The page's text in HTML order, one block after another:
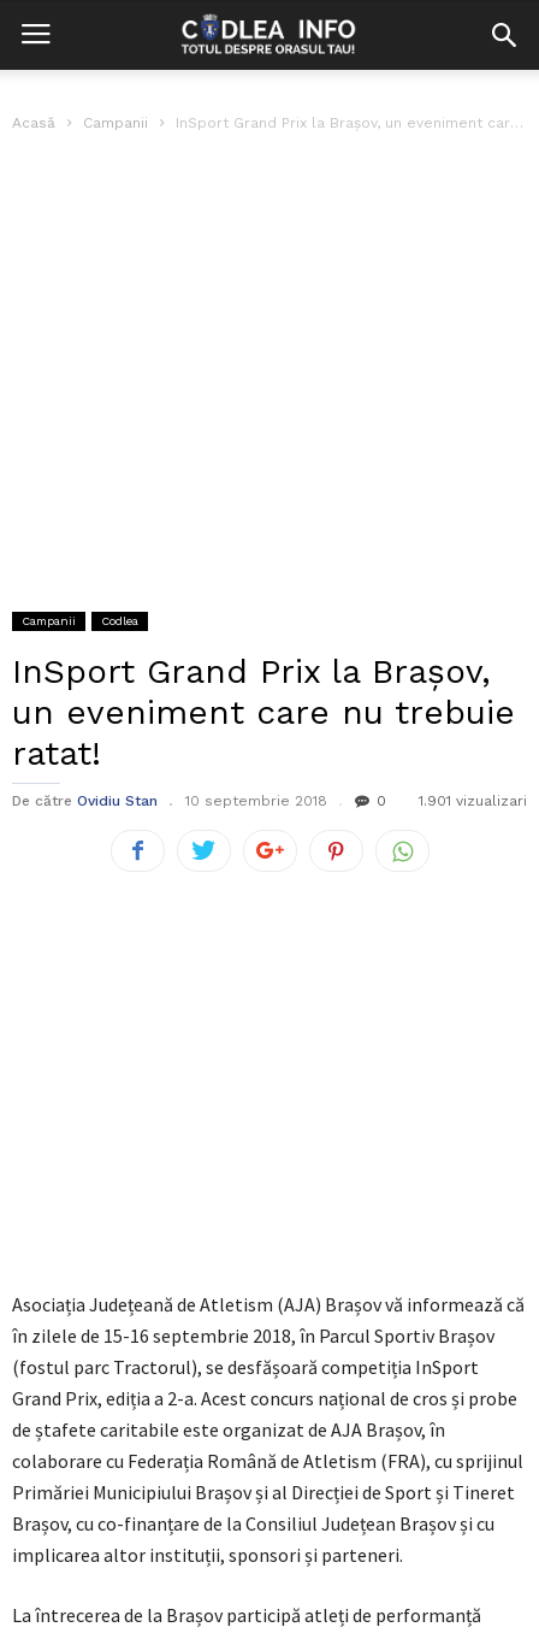
Acasă Campanii InSport Grand Prix la Brașov, un eveniment care nu trebuie ratat!
Campanii Codlea
InSport Grand Prix la Brașov,
un eveniment care nu trebuie
ratat!
De către Ovidiu Stan 10 septembrie 2018 0 1.901 vizualizari
Asociația Județeană de Atletism (AJA) Brașov vă informează că
în zilele de 15-16 septembrie 2018, în Parcul Sportiv Brașov
(fostul parc Tractorul), se desfășoară competiția InSport
Grand Prix, ediția a 2-a. Acest concurs național de cros și probe
de ștafete caritabile este organizat de AJA Brașov, în
colaborare cu Federația Română de Atletism (FRA), cu sprijinul
Primăriei Municipiului Brașov și al Direcției de Sport și Tineret
Brașov, cu co-finanțare de la Consiliul Județean Brașov și cu
implicarea altor instituții, sponsori și parteneri.
La întrecerea de la Brașov participă atleți de performanță